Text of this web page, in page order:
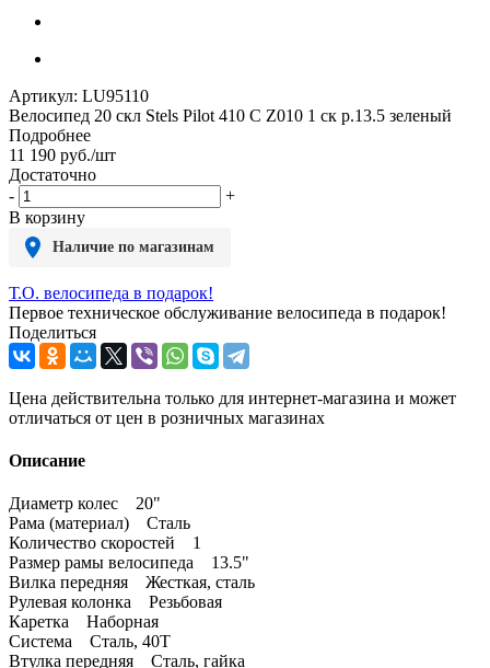
Артикул: LU95110
Велосипед 20 скл Stels Pilot 410 C Z010 1 ск р.13.5 зеленый
Подробнее
11 190 руб./шт
Достаточно
-
+
В корзину
Наличие по магазинам
Т.О. велосипеда в подарок!
Первое техническое обслуживание велосипеда в подарок!
Поделиться
Цена действительна только для интернет-магазина и может
отличаться от цен в розничных магазинах
Описание
Диаметр колес 20"
Рама (материал) Сталь
Количество скоростей 1
Размер рамы велосипеда 13.5"
Вилка передняя Жесткая, сталь
Рулевая колонка Резьбовая
Каретка Наборная
Система Сталь, 40T
Втулка передняя Сталь, гайка